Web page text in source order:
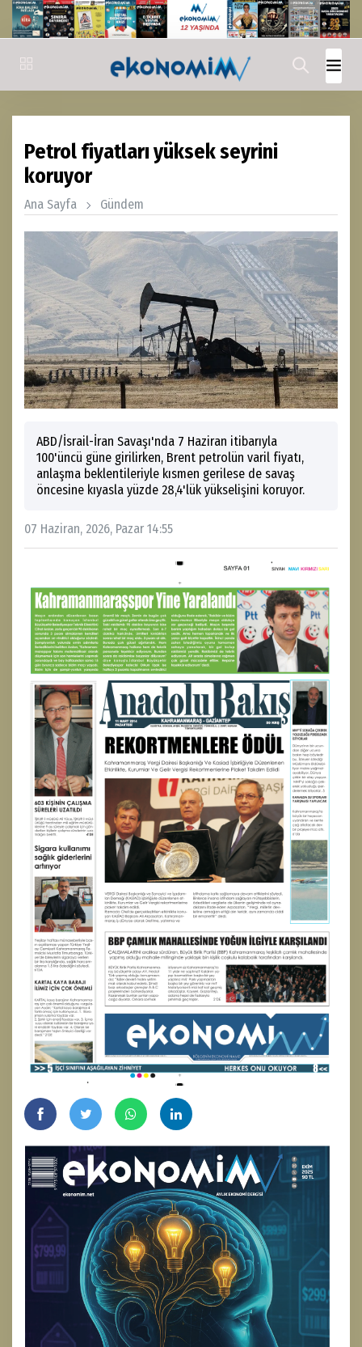
Petrol fiyatları yüksek seyrini
koruyor
Ana Sayfa Gündem
ABD/İsrail-İran Savaşı'nda 7 Haziran itibarıyla
100'üncü güne girilirken, Brent petrolün varil fiyatı,
anlaşma beklentileriyle kısmen gerilese de savaş
öncesine kıyasla yüzde 28,4'lük yükselişini koruyor.
07 Haziran, 2026, Pazar 14:55